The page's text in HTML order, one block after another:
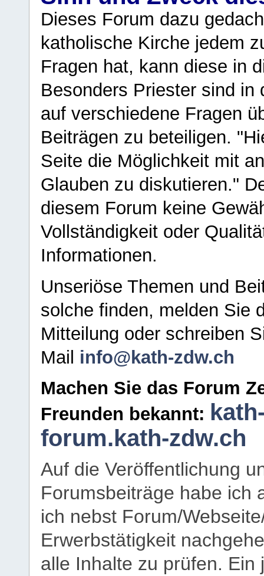
Dieses Forum dazu
katholische Kirche jedem
Fragen hat, kann diese in
Besonders Priester sind in
auf verschiedene Fragen
Beiträgen zu beteiligen.
Seite die Möglichkeit mit
Glauben zu diskutieren."
diesem Forum keine
Vollständigkeit oder
Informationen.
Unseriöse Themen und
solche finden, melden Sie
Mitteilung oder schreiben
Mail info@kath-zdw.ch
Machen Sie das Forum
Freunden bekannt:
forum.kath-zdw.ch
Auf die Veröffentlichung
Forumsbeiträge habe ich
ich nebst Forum/
Erwerbstätigkeit
alle Inhalte zu prüfen.